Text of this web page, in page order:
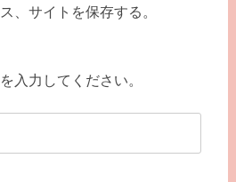
、サイトを保存する。
入力してください。